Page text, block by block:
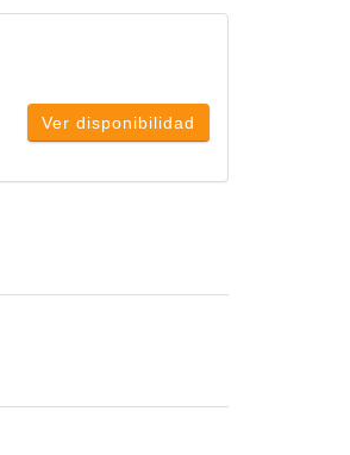
Ver disponibilidad